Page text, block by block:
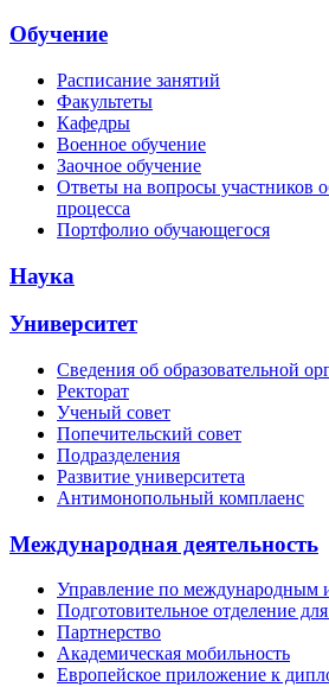
Обучение
Расписание занятий
Факультеты
Кафедры
Военное обучение
Заочное обучение
Ответы на вопросы участников
процесса
Портфолио обучающегося
Наука
Университет
Сведения об образовательной
Ректорат
Ученый совет
Попечительский совет
Подразделения
Развитие университета
Антимонопольный комплаенс
Международная деятельность
Управление по международным
Подготовительное отделение
Партнерство
Академическая мобильность
Европейское приложение к